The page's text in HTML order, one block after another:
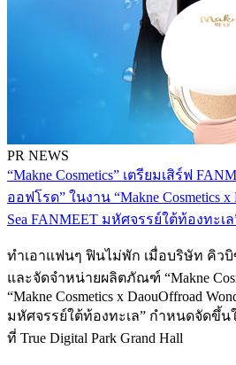
PR NEWS
“Makne Cosmetics” เตรียมเสิร์ฟ
ออฟโรด” ในงาน “Makne Cosmetics x
Sea FANMEET มหัศจรรย์ใต้ท้องทะเล
ทำเอาแฟนๆ ฟินไม่พัก เมื่อบริษัท คิว
และจัดจำหน่ายผลิตภัณฑ์ “Makne
“Makne Cosmetics x DaouOffroad
มหัศจรรย์ใต้ท้องทะเล” กำหนดจัดขึ้น
ที่ True Digital Park Grand Hall